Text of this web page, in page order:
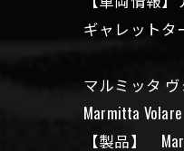
ギャレットタ
マルミッタ
Marmitta Volare
【製品】